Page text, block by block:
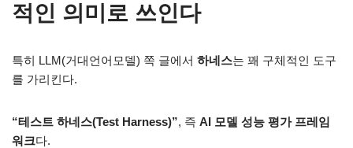
적인 의미로 쓰인다
특히 LLM(거대언어모델) 쪽 글에서 하네스는 꽤 구체적인 도구
를 가리킨다.
“테스트 하네스(Test Harness)”, 즉 AI 모델 성능 평가 프레임
워크다.